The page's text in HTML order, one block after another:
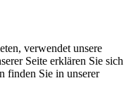
verwendet unsere
Seite erklären Sie sich
finden Sie in unserer